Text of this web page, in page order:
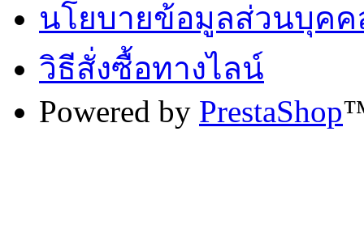
นโยบายข้อมูลส่วนบุคค
วิธีสั่งซื้อทางไลน์
Powered by PrestaShop